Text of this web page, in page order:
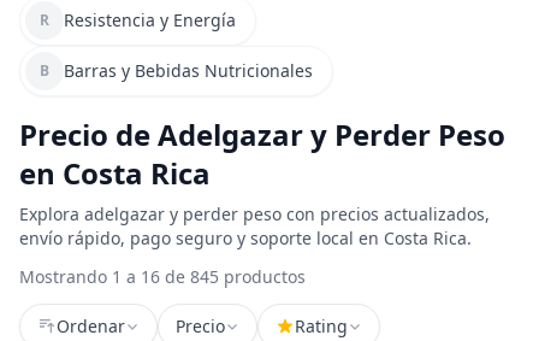
R Resistencia y Energía
B Barras y Bebidas Nutricionales
Precio de Adelgazar y Perder Peso
en Costa Rica
Explora adelgazar y perder peso con precios actualizados,
envío rápido, pago seguro y soporte local en Costa Rica.
Mostrando 1 a 16 de 845 productos
Ordenar Precio
Rating